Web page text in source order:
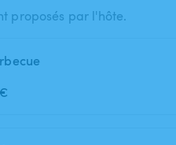
proposés par l'hôte.